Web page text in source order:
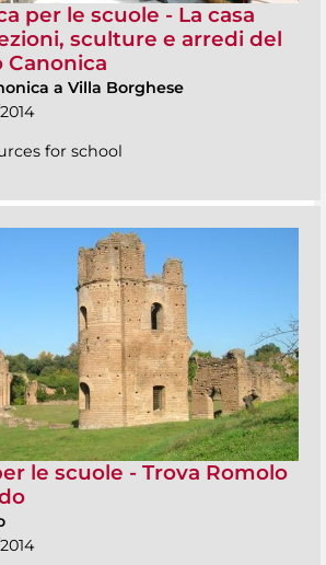
per le scuole - La casa
sculture e arredi del
Canonica
a Villa Borghese
for school
le scuole - Trova Romolo